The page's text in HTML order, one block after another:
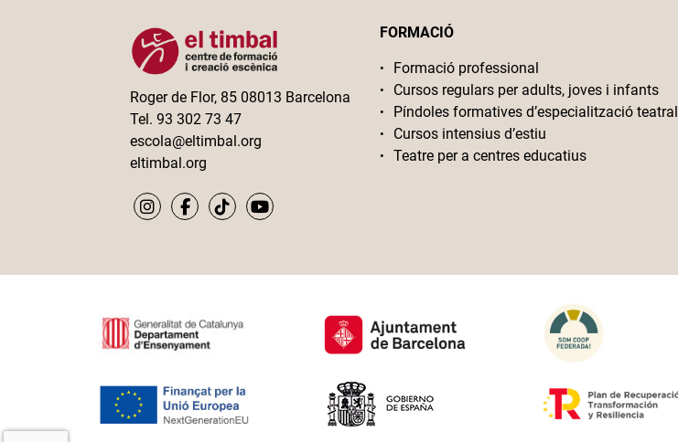
Roger de Flor, 85 08013 Barcelona
Tel. 93 302 73 47
escola@eltimbal.org
eltimbal.org
FORMACIÓ
Formació professional
Cursos regulars per adults, joves i infants
Píndoles formatives d’especialització teatral
Cursos intensius d’estiu
Teatre per a centres educatius